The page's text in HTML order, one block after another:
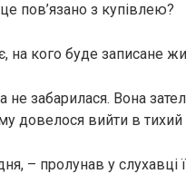
пов’язано з купівлею?
на кого буде записане
забарилася. Вона
довелося вийти в
– пролунав у слухавці